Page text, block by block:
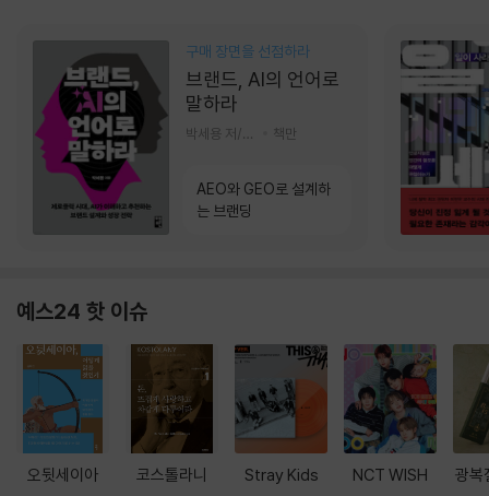
구매 장면을 선점하라
브랜드, AI의 언어로
말하라
책만
AEO와 GEO로 설계하
는 브랜딩
예스24 핫 이슈
오뒷세이아 코스톨라니 Stray Kids NCT WISH 광복